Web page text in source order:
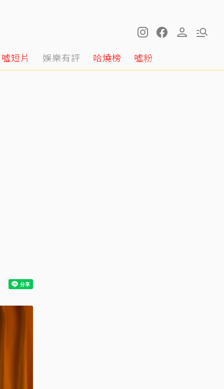
噓短片 娛樂有評 哈燒榜 噓粉